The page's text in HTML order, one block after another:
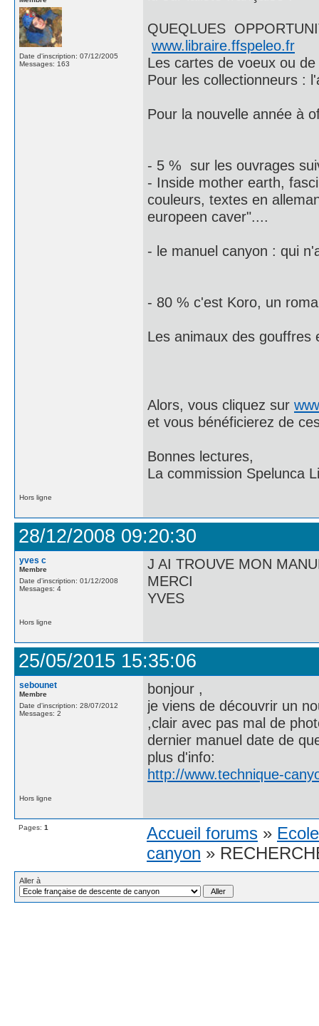
Date d'inscription: 07/12/2005
Messages: 163
QUEQLUES
www.libraire.ffspeleo.fr
Les cartes de voeux ou
Pour les collectionneurs :
Pour la nouvelle année à
- 5 % sur les ouvrages
- Inside mother earth,
couleurs, textes en
europeen caver"....
- le manuel canyon : qui
- 80 % c'est Koro, un
Les animaux des
Alors, vous cliquez sur
et vous bénéficierez de
Bonnes lectures,
La commission Spelunca
Hors ligne
28/12/2008 09:20:30
yves c
Membre
Date d'inscription: 01/12/2008
Messages: 4
J AI TROUVE MON
MERCI
YVES
Hors ligne
25/05/2015 15:35:06
sebounet
Membre
Date d'inscription: 28/07/2012
Messages: 2
bonjour ,
je viens de découvrir un
,clair avec pas mal de
dernier manuel date de
plus d'info:
http://www.technique-
Hors ligne
Pages: 1 Accueil forums »
canyon »
Aller à